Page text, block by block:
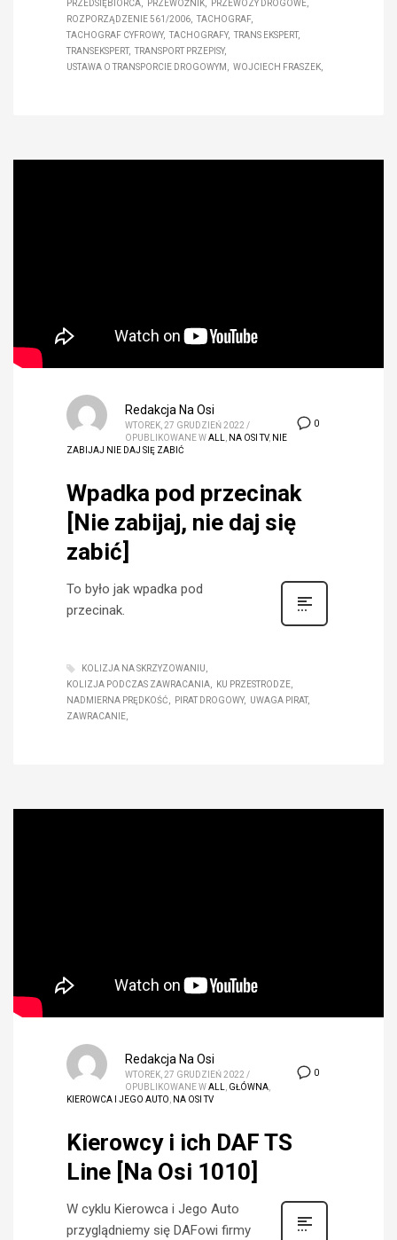
PRZEDSIĘBIORCA PRZEWOŹNIK
PRZEWOZY DROGOWE
ROZPORZĄDZENIE 561/2006
TACHOGRAF
TACHOGRAF CYFROWY
TACHOGRAFY
TRANS EKSPERT
TRANSEKSPERT
TRANSPORT PRZEPISY
USTAWA O TRANSPORCIE DROGOWYM
WOJCIECH FRASZEK
0
Redakcja Na Osi
WTOREK, 27 GRUDZIEŃ 2022 /
OPUBLIKOWANE WALL NA OSI TV, NIE
ZABIJAJ NIE DAJ SIĘ ZABIĆ
Wpadka pod przecinak
[Nie zabijaj, nie daj się
zabić]
To było jak wpadka pod
przecinak.
KOLIZJA NA SKRZYZOWANIU
KOLIZJA PODCZAS ZAWRACANIA
KU PRZESTRODZE
NADMIERNA PRĘDKOŚĆ
PIRAT DROGOWY
UWAGA PIRAT
ZAWRACANIE
0
Redakcja Na Osi
WTOREK, 27 GRUDZIEŃ 2022 /
OPUBLIKOWANE WALL GŁÓWNA
KIEROWCA I JEGO AUTO
NA OSI TV
Kierowcy i ich DAF TS
Line [Na Osi 1010]
W cyklu Kierowca i Jego Auto
przyglądniemy się DAFowi firmy